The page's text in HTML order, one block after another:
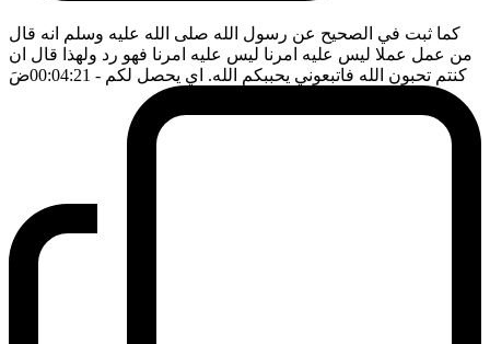
كما ثبت في الصحيح عن رسول الله صلى الله عليه وسلم انه قال
من عمل عملا ليس عليه امرنا ليس عليه امرنا فهو رد ولهذا قال ان
كنتم تحبون الله فاتبعوني يحببكم الله. اي يحصل لكم - 00:04:21 ضَ